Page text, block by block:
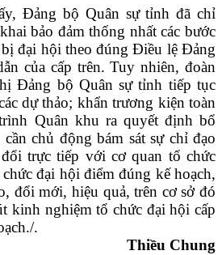
Đảng bộ Quân sự tỉnh đã chỉ
bảo đảm thống nhất các bước
đại hội theo đúng Điều lệ Đảng
của cấp trên. Tuy nhiên, đoàn
Đảng bộ Quân sự tỉnh tiếp tục
dự thảo; khẩn trương kiện toàn
Quân khu ra quyết định bổ
chủ động bám sát sự chỉ đạo
trực tiếp với cơ quan tổ chức
đại hội điểm đúng kế hoạch,
đổi mới, hiệu quả, trên cơ sở đó
kinh nghiệm tổ chức đại hội cấp
.
Thiều Chung